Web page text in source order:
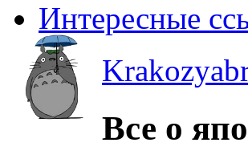
Интересные
Все о